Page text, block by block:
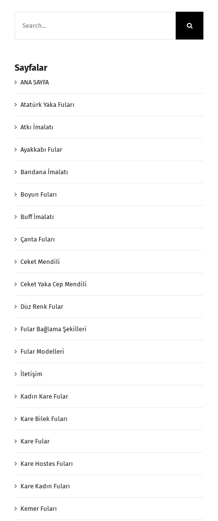
for:
Sayfalar
ANA SAYFA
Atatürk Yaka Fuları
Atkı İmalatı
Ayakkabı Fular
Bandana İmalatı
Boyun Fuları
Buff İmalatı
Çanta Fuları
Ceket Mendili
Ceket Yaka Cep Mendili
Düz Renk Fular
Fular Bağlama Şekilleri
Fular Modelleri
İletişim
Kadın Kare Fular
Kare Bilek Fuları
Kare Fular
Kare Hostes Fuları
Kare Kadın Fuları
Kemer Fuları